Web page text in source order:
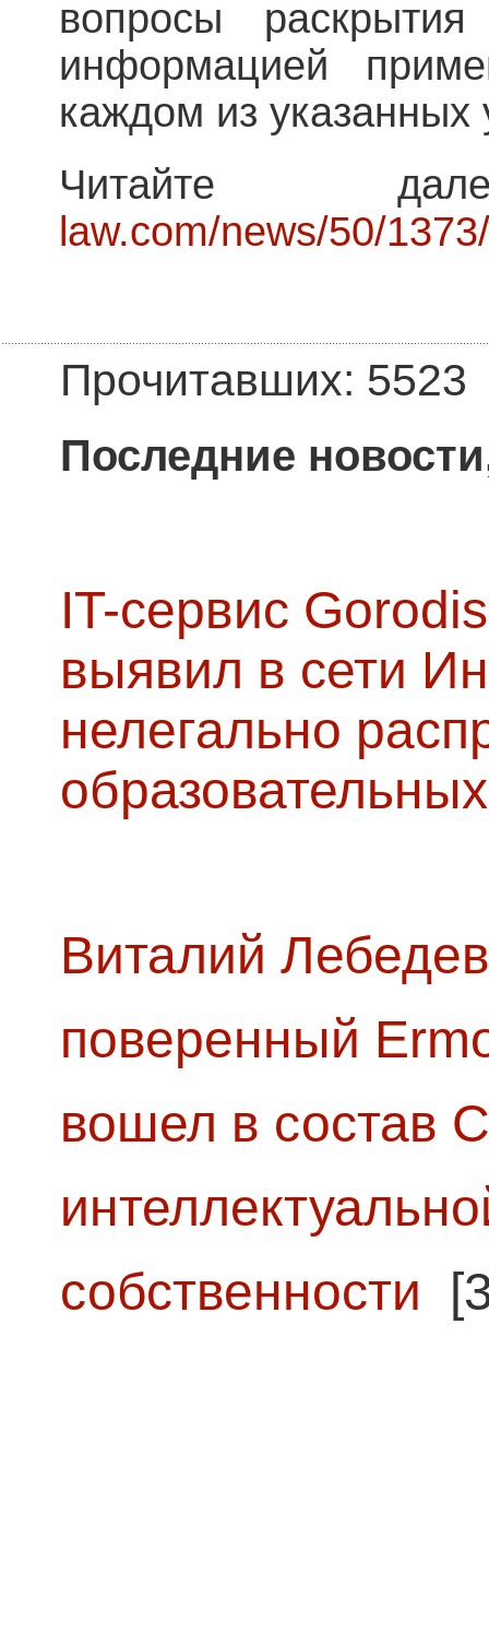
вопросы
информацией
каждом из указанных
Читайте
law.com/news/50/1373/
Прочитавших: 5523
Последние
IT-сервис
выявил в сети
нелегально
Виталий
поверенный
вошел в состав
собственности